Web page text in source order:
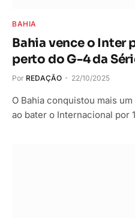
BAHIA
Bahia vence o Inter
perto do G-4 da
Por REDAÇÃO 22/10/2025
O Bahia conquistou mais
ao bater o Internacional por